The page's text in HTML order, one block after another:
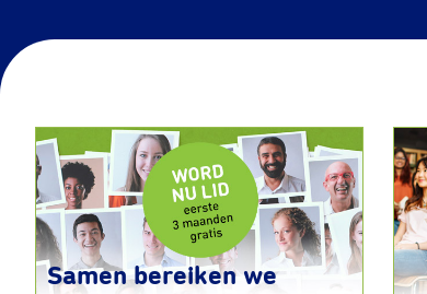
Samen bereiken we